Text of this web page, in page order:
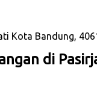
Kota Bandung,
di